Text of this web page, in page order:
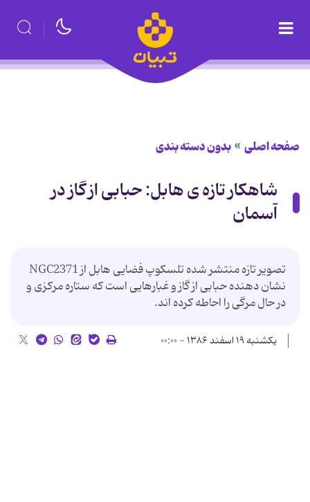
صفحه اصلی بدون دسته بندی
شاهکار تازه ی هابل: حبابی از گاز در
آسمان
تصویر تازه منتشر شده تلسکوپ فضایی هابل از NGC2371
نشان دهنده حبابی از گاز و غبارهایی است که ستاره مرکزی و
در حال مرگی را احاطه کرده اند.
یکشنبه ۱۹ اسفند ۱۳۸۶ - ۰۰:۰۰